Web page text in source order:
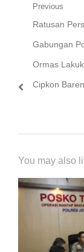
Navigasi
pos
Previous
Previous
post:
Ratusan
Gabungan
Ormas
Cipkon
You may also